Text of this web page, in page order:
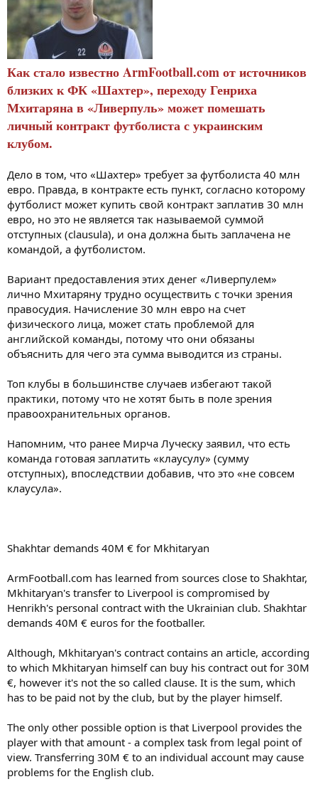
Как стало известно ArmFootball.com от источников
близких к ФК «Шахтер», переходу Генриха
Мхитаряна в «Ливерпуль» может помешать
личный контракт футболиста с украинским
клубом.
Дело в том, что «Шахтер» требует за футболиста 40 млн
евро. Правда, в контракте есть пункт, согласно которому
футболист может купить свой контракт заплатив 30 млн
евро, но это не является так называемой суммой
отступных (clausula), и она должна быть заплачена не
командой, а футболистом.
Вариант предоставления этих денег «Ливерпулем»
лично Мхитаряну трудно осуществить с точки зрения
правосудия. Начисление 30 млн евро на счет
физического лица, может стать проблемой для
английской команды, потому что они обязаны
объяснить для чего эта сумма выводится из страны.
Топ клубы в большинстве случаев избегают такой
практики, потому что не хотят быть в поле зрения
правоохранительных органов.
Напомним, что ранее Мирча Луческу заявил, что есть
команда готовая заплатить «клаусулу» (сумму
отступных), впоследствии добавив, что это «не совсем
клаусула».
Shakhtar demands 40M € for Mkhitaryan
ArmFootball.com has learned from sources close to Shakhtar,
Mkhitaryan's transfer to Liverpool is compromised by
Henrikh's personal contract with the Ukrainian club. Shakhtar
demands 40M € euros for the footballer.
Although, Mkhitaryan's contract contains an article, according
to which Mkhitaryan himself can buy his contract out for 30M
€, however it's not the so called clause. It is the sum, which
has to be paid not by the club, but by the player himself.
The only other possible option is that Liverpool provides the
player with that amount - a complex task from legal point of
view. Transferring 30M € to an individual account may cause
problems for the English club.